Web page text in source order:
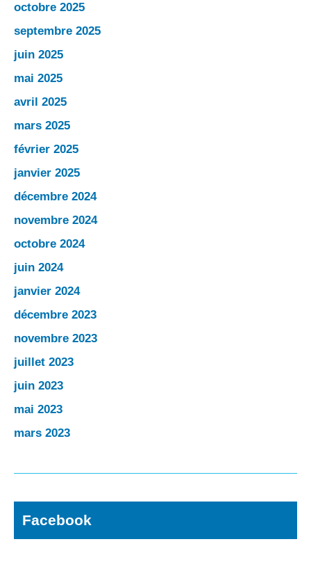
octobre 2025
septembre 2025
juin 2025
mai 2025
avril 2025
mars 2025
février 2025
janvier 2025
décembre 2024
novembre 2024
octobre 2024
juin 2024
janvier 2024
décembre 2023
novembre 2023
juillet 2023
juin 2023
mai 2023
mars 2023
Facebook